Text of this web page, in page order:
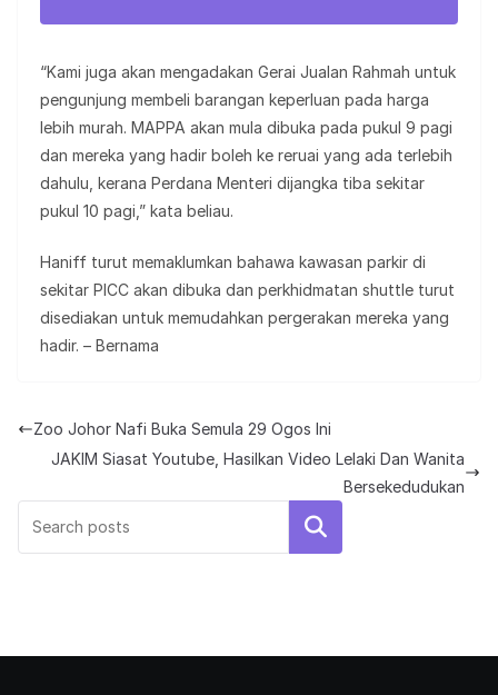
“Kami juga akan mengadakan Gerai Jualan Rahmah untuk
pengunjung membeli barangan keperluan pada harga
lebih murah. MAPPA akan mula dibuka pada pukul 9 pagi
dan mereka yang hadir boleh ke reruai yang ada terlebih
dahulu, kerana Perdana Menteri dijangka tiba sekitar
pukul 10 pagi,” kata beliau.
Haniff turut memaklumkan bahawa kawasan parkir di
sekitar PICC akan dibuka dan perkhidmatan shuttle turut
disediakan untuk memudahkan pergerakan mereka yang
hadir. – Bernama
Zoo Johor Nafi Buka Semula 29 Ogos Ini
JAKIM Siasat Youtube, Hasilkan Video Lelaki Dan Wanita
Bersekedudukan
Search